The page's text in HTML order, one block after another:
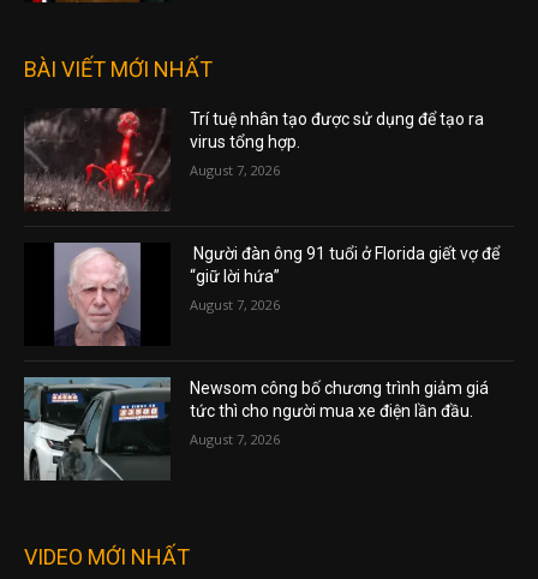
BÀI VIẾT MỚI NHẤT
Trí tuệ nhân tạo được sử dụng để tạo ra
virus tổng hợp.
August 7, 2026
Người đàn ông 91 tuổi ở Florida giết vợ để
“giữ lời hứa”
August 7, 2026
Newsom công bố chương trình giảm giá
tức thì cho người mua xe điện lần đầu.
August 7, 2026
VIDEO MỚI NHẤT